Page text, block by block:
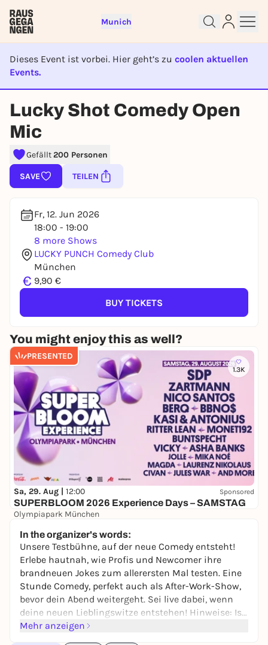
Munich
Dieses Event ist vorbei. Hier geht’s zu coolen aktuellen
Events.
EVENT IST BEENDET
Lucky Shot Comedy Open
Mic
Gefällt200 Personen
SAVE TEILEN
Fr, 12. Jun 2026
18:00 - 19:00
8 more Shows
LUCKY PUNCH Comedy Club
München
€ 9,90 €
BUY TICKETS
You might enjoy this as well?
PRESENTED
1.3K
Sa, 29. Aug | 12:00 Sponsored
SUPERBLOOM 2026 Experience Days – SAMSTAG
Olympiapark München
In the organizer's words:
Unsere Testbühne, auf der neue Comedy entsteht!
Erlebe hautnah, wie Profis und Newcomer ihre
brandneuen Jokes zum allerersten Mal testen. Eine
Stunde Comedy, perfekt auch als After-Work-Show,
bevor dein Abend weitergeht. Sei live dabei, wenn
deine neuen Lieblingswitze entstehen! Hinweise: Ist
die Show "ausverkauft" gibt es in der Regel keine
Mehr anzeigen
Sign up for free and get started
lotteries, you need a free Rausgegangen account.
REGISTER FOR FREE NOW